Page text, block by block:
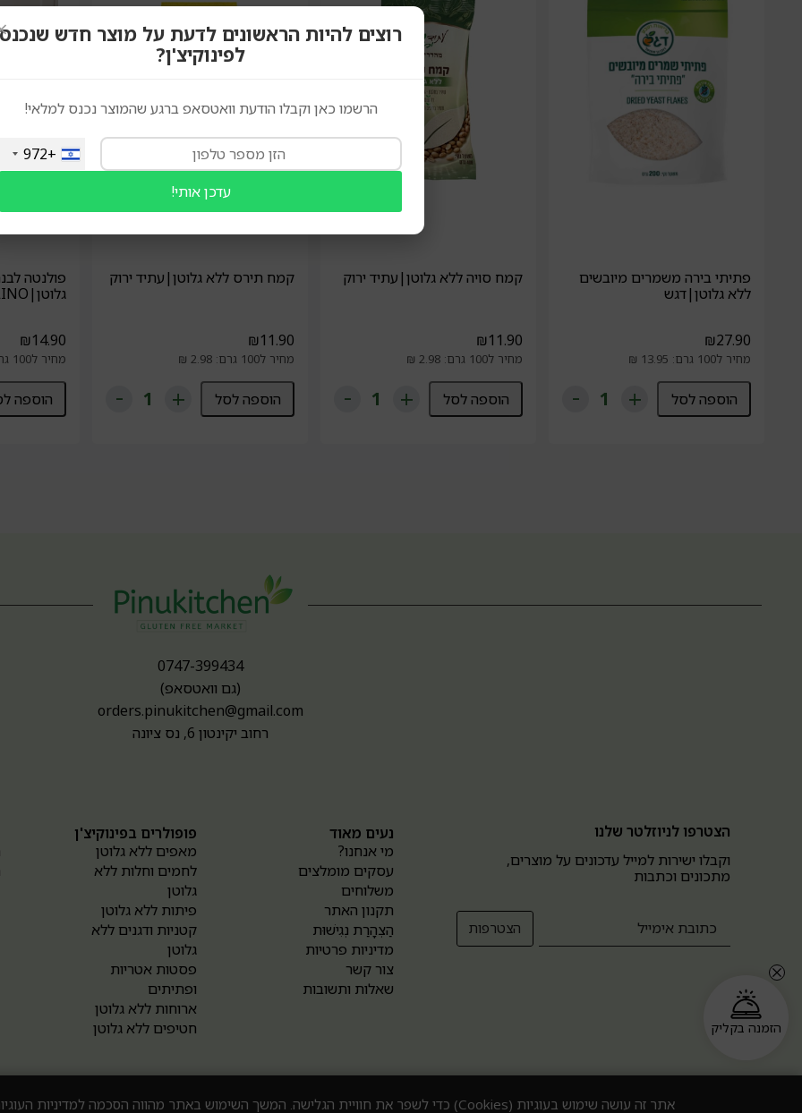
פתיתי בירה משמרים מיובשים
ללא גלוטן|דגש
₪27.90
מחיר ל100 גרם: 13.95 ₪
הוספה לסל
קמח סויה ללא גלוטן|עתיד ירוק
₪11.90
מחיר ל100 גרם: 2.98 ₪
הוספה לסל
קמח תירס ללא גלוטן|עתיד ירוק
₪11.90
מחיר ל100 גרם: 2.98 ₪
הוספה לסל
פולנטה
גלוטן|MOLINO
₪14.90
מחיר ל100 גרם: 2.98 ₪
הוספה
0747-399434
(גם וואטסאפ)
orders.pinukitchen@gmail.com
רחוב יקינטון 6, נס ציונה
הצטרפו לניוזלטר שלנו
וקבלו ישירות למייל עדכונים על מוצרים,
מתכונים וכתבות
נעים מאוד
מי אנחנו?
עסקים מומלצים
משלוחים
תקנון האתר
הַצְהָרַת נְגִישׁוּת
מדיניות פרטיות
צור קשר
שאלות ותשובות
פופולרים בפינוקיצ'ן
מאפים ללא גלוטן
לחמים וחלות ללא
גלוטן
פיתות ללא גלוטן
קטניות ודגנים ללא
גלוטן
פסטות אטריות
ופתיתים
ארוחות ללא גלוטן
חטיפים ללא גלוטן
כל הזכויות שמורות © 2024
רוצים להיות הראשונים לדעת על מוצר חדש שנכנס
לפינוקיצ'ן?
הרשמו כאן וקבלו הודעת וואטסאפ ברגע שהמוצר נכנס למלאי!
+972
עדכן אותי!
הזמנה בקליק
אתר זה עושה שימוש בעוגיות (Cookies) כדי לשפר את חוויית הגלישה. המשך השימוש באתר מהווה הסכמה למדיניות העוגיות בהתאם ל